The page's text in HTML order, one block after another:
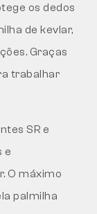
os dedos
de kevlar,
Graças
trabalhar
SR e
e
O máximo
palmilha